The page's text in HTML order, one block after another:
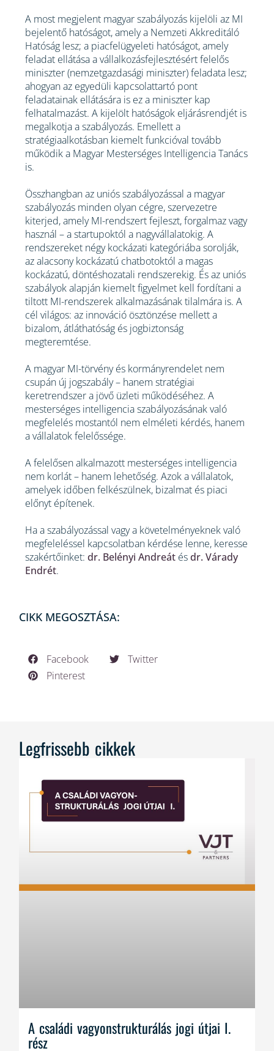
A most megjelent magyar szabályozás kijelöli az MI
bejelentő hatóságot, amely a Nemzeti Akkreditáló
Hatóság lesz; a piacfelügyeleti hatóságot, amely
feladat ellátása a vállalkozásfejlesztésért felelős
miniszter (nemzetgazdasági miniszter) feladata lesz;
ahogyan az egyedüli kapcsolattartó pont
feladatainak ellátására is ez a miniszter kap
felhatalmazást. A kijelölt hatóságok eljárásrendjét is
megalkotja a szabályozás. Emellett a
stratégiaalkotásban kiemelt funkcióval tovább
működik a Magyar Mesterséges Intelligencia Tanács
is.
Összhangban az uniós szabályozással a magyar
szabályozás minden olyan cégre, szervezetre
kiterjed, amely MI-rendszert fejleszt, forgalmaz vagy
használ – a startupoktól a nagyvállalatokig. A
rendszereket négy kockázati kategóriába sorolják,
az alacsony kockázatú chatbotoktól a magas
kockázatú, döntéshozatali rendszerekig. És az uniós
szabályok alapján kiemelt figyelmet kell fordítani a
tiltott MI-rendszerek alkalmazásának tilalmára is. A
cél világos: az innováció ösztönzése mellett a
bizalom, átláthatóság és jogbiztonság
megteremtése.
A magyar MI-törvény és kormányrendelet nem
csupán új jogszabály – hanem stratégiai
keretrendszer a jövő üzleti működéséhez. A
mesterséges intelligencia szabályozásának való
megfelelés mostantól nem elméleti kérdés, hanem
a vállalatok felelőssége.
A felelősen alkalmazott mesterséges intelligencia
nem korlát – hanem lehetőség. Azok a vállalatok,
amelyek időben felkészülnek, bizalmat és piaci
előnyt építenek.
Ha a szabályozással vagy a követelményeknek való
megfeleléssel kapcsolatban kérdése lenne, keresse
szakértőinket:dr. Belényi Andreát ésdr. Várady
Endrét.
CIKK MEGOSZTÁSA:
Facebook
Twitter
Pinterest
Legfrissebb cikkek
A családi vagyonstrukturálás jogi útjai I.
rész